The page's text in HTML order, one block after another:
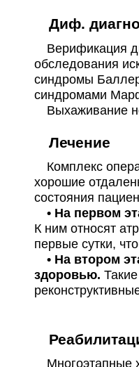
Диф.
Верификация
обследования
синдромы
синдромами
Выхаживание
Лечение
Комплекс
хорошие
состояния
• На первом
К ним относят
первые сутки,
• На втором
здоровью.
Многоэтапные